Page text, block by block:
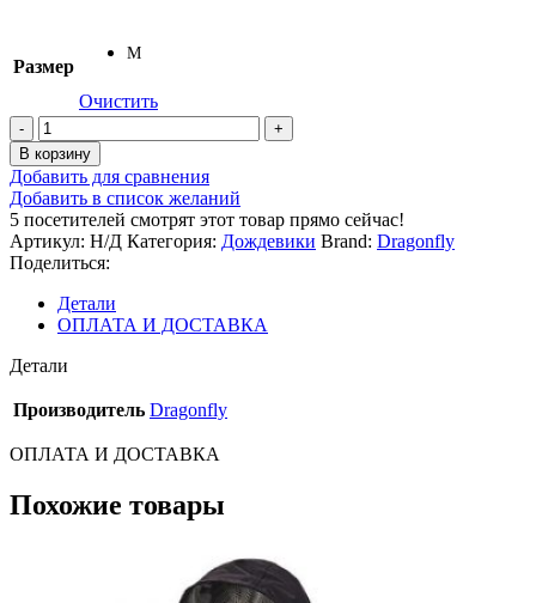
Размер
M
Очистить
Количество
товара
Мембранный
костюм
Active
2.0
DARK-
BLUE
В корзину
Добавить для сравнения
Добавить в список желаний
5 посетителей смотрят этот товар прямо сейчас!
Артикул: Н/Д Категория: Дождевики Brand: Dragonfly
Поделиться:
Детали
ОПЛАТА И ДОСТАВКА
Детали
Производитель Dragonfly
ОПЛАТА И ДОСТАВКА
Похожие товары